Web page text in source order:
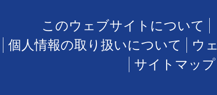
このウェブサイトについて
個人情報の取り扱いについて
ウ
サイトマップ